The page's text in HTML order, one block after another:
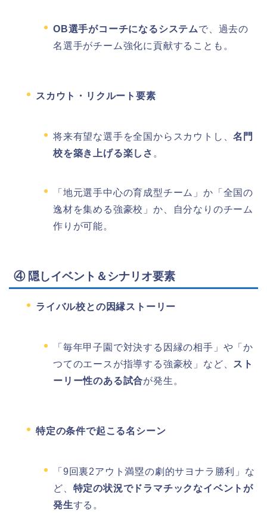
OB選手がコーチになるシステムで、過去の
名選手がチーム強化に貢献することも。
スカウト・リクルート要素
将来有望な選手を全国からスカウトし、名門
校を築き上げる楽しさ 。
「地元選手中心の育成型チーム」か「全国の
逸材を集める強豪校」か、自分なりのチーム
作りが可能。
④ 隠しイベント＆シナリオ要素
ライバル校との因縁ストーリー
「毎年甲子園で対決する因縁の相手」や「か
つてのエースが指導する強豪校」など、 スト
ーリー性のある試合が発生。
特定の条件で起こる名シーン
「9回裏2アウト満塁の劇的サヨナラ勝利」な
ど、 特定の状況でドラマチックなイベントが
発生する。